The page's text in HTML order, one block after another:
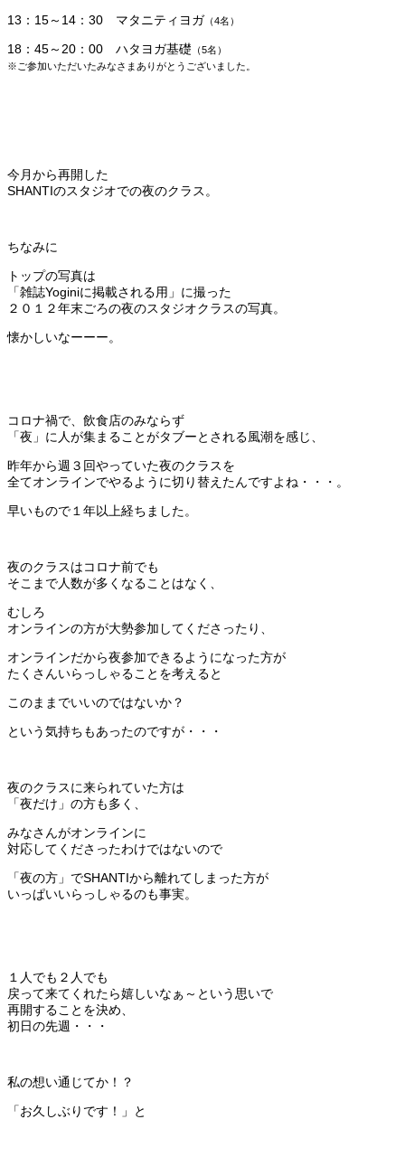
13：15～14：30 マタニティヨガ （4名）
18：45～20：00 ハタヨガ基礎 （5名）
※ご参加いただいたみなさまありがとうございました。
今月から再開した
SHANTIのスタジオでの夜のクラス。
ちなみに
トップの写真は
「雑誌Yoginiに掲載される用」に撮った
２０１２年末ごろの夜のスタジオクラスの写真。
懐かしいなーーー。
コロナ禍で、飲食店のみならず
「夜」に人が集まることがタブーとされる風潮を感じ、
昨年から週３回やっていた夜のクラスを
全てオンラインでやるように切り替えたんですよね・・・。
早いもので１年以上経ちました。
夜のクラスはコロナ前でも
そこまで人数が多くなることはなく、
むしろ
オンラインの方が大勢参加してくださったり、
オンラインだから夜参加できるようになった方が
たくさんいらっしゃることを考えると
このままでいいのではないか？
という気持ちもあったのですが・・・
夜のクラスに来られていた方は
「夜だけ」の方も多く、
みなさんがオンラインに
対応してくださったわけではないので
「夜の方」でSHANTIから離れてしまった方が
いっぱいいらっしゃるのも事実。
１人でも２人でも
戻って来てくれたら嬉しいなぁ～という思いで
再開することを決め、
初日の先週・・・
私の想い通じてか！？
「お久しぶりです！」と